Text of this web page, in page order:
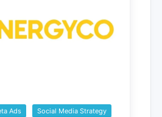
Ads Social Media Strategy